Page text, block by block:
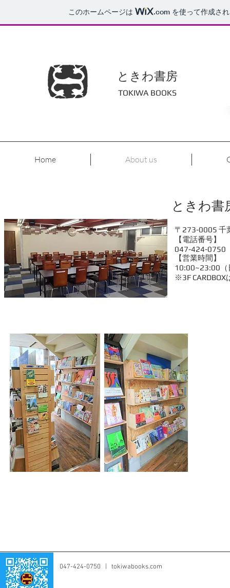
このホームページは .com を使って作成さ
ときわ書房
TOKIWA BOOKS
Home About us
ときわ
〒273-0005 千
【電話番号】
047-424-0750
【営業時間】
10:00~23:00
※3F
047-424-0750 | tokiwabooks.com